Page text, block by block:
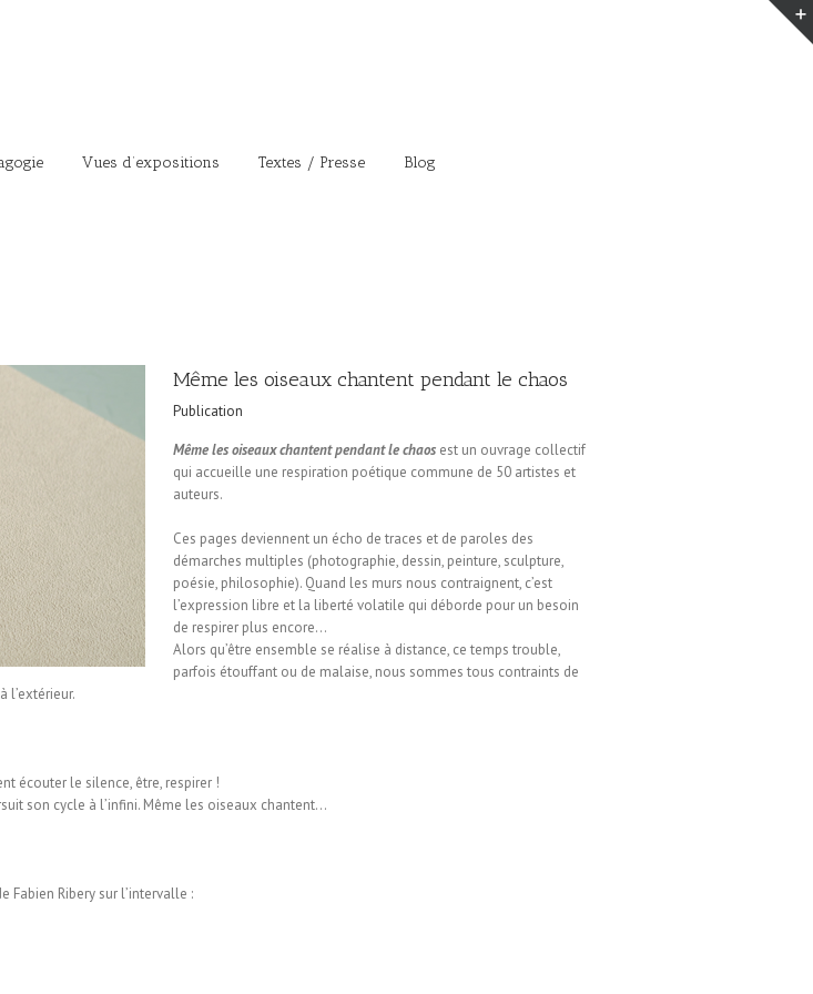
Vues d’expositions Textes / Presse Blog
Même les oiseaux chantent pendant le chaos
Publication
Même les oiseaux chantent pendant le chaos est un ouvrage collectif
qui accueille une respiration poétique commune de 50 artistes et
auteurs.
Ces pages deviennent un écho de traces et de paroles des
démarches multiples (photographie, dessin, peinture, sculpture,
poésie, philosophie). Quand les murs nous contraignent, c’est
l’expression libre et la liberté volatile qui déborde pour un besoin
de respirer plus encore…
Alors qu’être ensemble se réalise à distance, ce temps trouble,
parfois étouffant ou de malaise, nous sommes tous contraints de
l’extérieur.
écouter le silence, être, respirer !
son cycle à l’infini. Même les oiseaux chantent…
Fabien Ribery sur l’intervalle :